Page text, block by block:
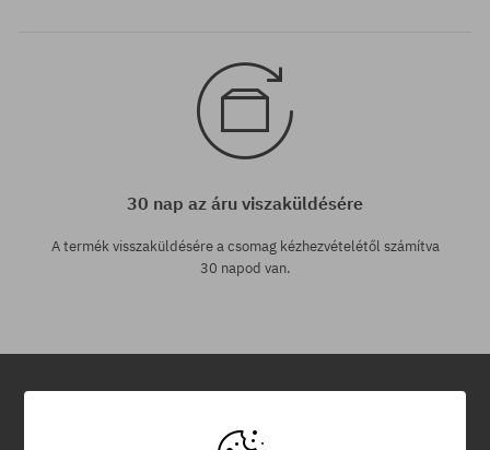
30 nap az áru viszaküldésére
A termék visszaküldésére a csomag kézhezvételétől számítva
30 napod van.
Hírlevél